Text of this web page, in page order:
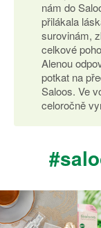
nám do
přilákala
surovinám,
celkové
Alenou
potkat na
Saloos. Ve
celoročně